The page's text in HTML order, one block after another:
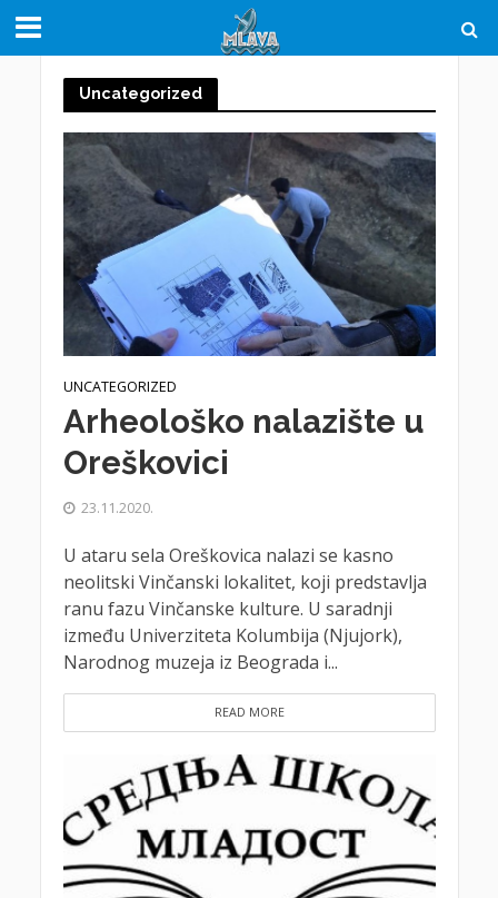
Uncategorized
UNCATEGORIZED
Arheološko nalazište u
Oreškovici
23.11.2020.
U ataru sela Oreškovica nalazi se kasno
neolitski Vinčanski lokalitet, koji predstavlja
ranu fazu Vinčanske kulture. U saradnji
između Univerziteta Kolumbija (Njujork),
Narodnog muzeja iz Beograda i...
READ MORE